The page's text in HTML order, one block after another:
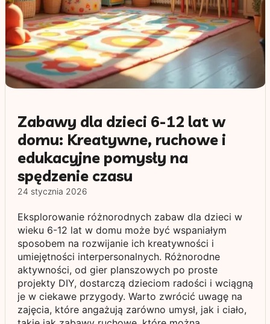
Zabawy dla dzieci 6-12 lat w
domu: Kreatywne, ruchowe i
edukacyjne pomysły na
spędzenie czasu
24 stycznia 2026
Eksplorowanie różnorodnych zabaw dla dzieci w
wieku 6-12 lat w domu może być wspaniałym
sposobem na rozwijanie ich kreatywności i
umiejętności interpersonalnych. Różnorodne
aktywności, od gier planszowych po proste
projekty DIY, dostarczą dzieciom radości i wciągną
je w ciekawe przygody. Warto zwrócić uwagę na
zajęcia, które angażują zarówno umysł, jak i ciało,